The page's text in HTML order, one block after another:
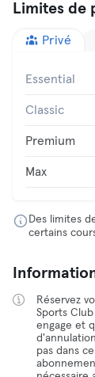
Limites de
Privé
Essential
Classic
Premium
Max
Des limites
certains
Réservez
Sports
engage et
pas dans